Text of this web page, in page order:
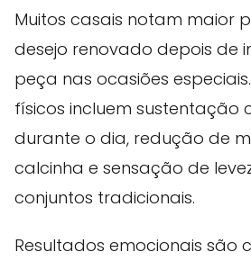
Muitos casais notam maior
desejo renovado depois de
peça nas ocasiões
físicos incluem sustentação
durante o dia, redução de
calcinha e sensação de
conjuntos tradicionais.
Resultados emocionais são